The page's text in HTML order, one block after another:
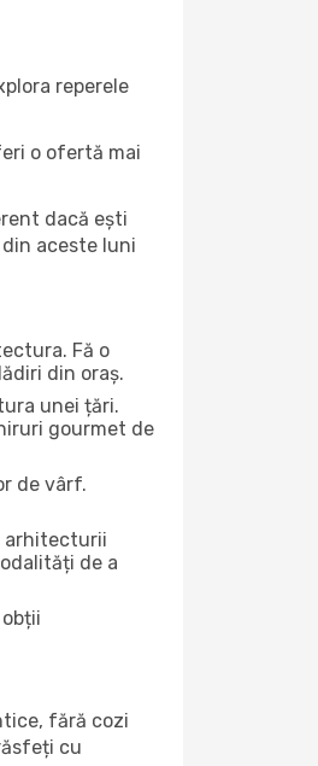
reperele
o ofertă mai
dacă ești
aceste luni
Fă o
din oraș.
unei țări.
gourmet de
de vârf.
arhitecturii
de a
fără cozi
cu